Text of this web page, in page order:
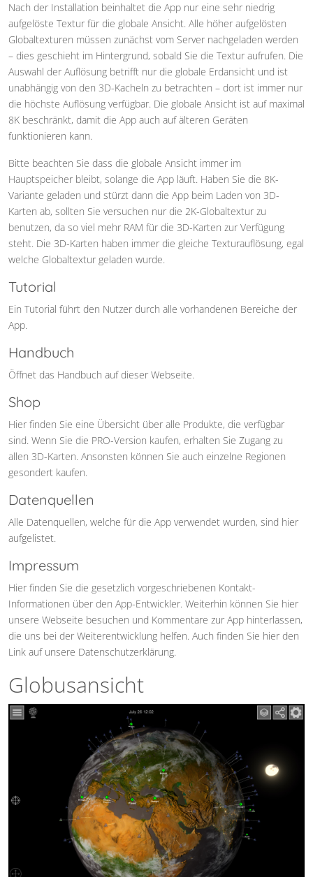
Nach der Installation beinhaltet die App nur eine sehr niedrig
aufgelöste Textur für die globale Ansicht. Alle höher aufgelösten
Globaltexturen müssen zunächst vom Server nachgeladen werden
– dies geschieht im Hintergrund, sobald Sie die Textur aufrufen. Die
Auswahl der Auflösung betrifft nur die globale Erdansicht und ist
unabhängig von den 3D-Kacheln zu betrachten – dort ist immer nur
die höchste Auflösung verfügbar. Die globale Ansicht ist auf maximal
8K beschränkt, damit die App auch auf älteren Geräten
funktionieren kann.
Bitte beachten Sie dass die globale Ansicht immer im
Hauptspeicher bleibt, solange die App läuft. Haben Sie die 8K-
Variante geladen und stürzt dann die App beim Laden von 3D-
Karten ab, sollten Sie versuchen nur die 2K-Globaltextur zu
benutzen, da so viel mehr RAM für die 3D-Karten zur Verfügung
steht. Die 3D-Karten haben immer die gleiche Texturauflösung, egal
welche Globaltextur geladen wurde.
Tutorial
Ein Tutorial führt den Nutzer durch alle vorhandenen Bereiche der
App.
Handbuch
Öffnet das Handbuch auf dieser Webseite.
Shop
Hier finden Sie eine Übersicht über alle Produkte, die verfügbar
sind. Wenn Sie die PRO-Version kaufen, erhalten Sie Zugang zu
allen 3D-Karten. Ansonsten können Sie auch einzelne Regionen
gesondert kaufen.
Datenquellen
Alle Datenquellen, welche für die App verwendet wurden, sind hier
aufgelistet.
Impressum
Hier finden Sie die gesetzlich vorgeschriebenen Kontakt-
Informationen über den App-Entwickler. Weiterhin können Sie hier
unsere Webseite besuchen und Kommentare zur App hinterlassen,
die uns bei der Weiterentwicklung helfen. Auch finden Sie hier den
Link auf unsere Datenschutzerklärung.
Globusansicht